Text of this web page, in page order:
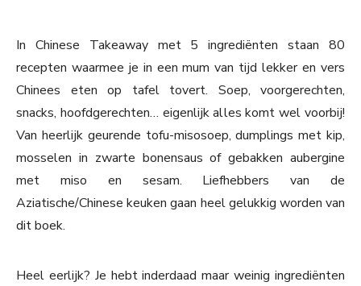
In Chinese Takeaway met 5 ingrediënten staan 80
recepten waarmee je in een mum van tijd lekker en vers
Chinees eten op tafel tovert. Soep, voorgerechten,
snacks, hoofdgerechten… eigenlijk alles komt wel voorbij!
Van heerlijk geurende tofu-misosoep, dumplings met kip,
mosselen in zwarte bonensaus of gebakken aubergine
met miso en sesam. Liefhebbers van de
Aziatische/Chinese keuken gaan heel gelukkig worden van
dit boek.
Heel eerlijk? Je hebt inderdaad maar weinig ingrediënten